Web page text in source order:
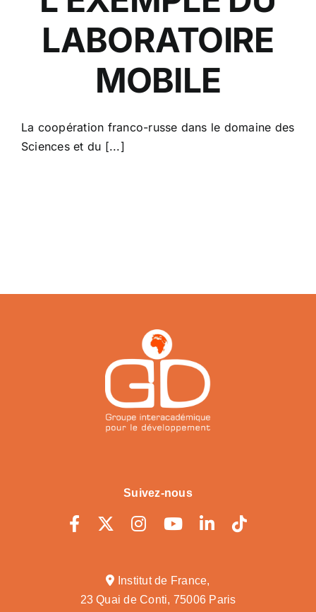
LABORATOIRE
MOBILE
La coopération franco-russe dans le domaine des
Sciences et du [...]
Suivez-nous
Institut de France,
23 Quai de Conti, 75006 Paris